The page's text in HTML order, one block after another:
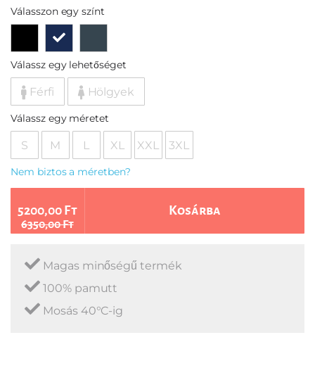
Válasszon egy színt
Válassz egy lehetőséget
Férfi Hölgyek
Válassz egy méretet
S M L XL XXL 3XL
Nem biztos a méretben?
5200,00 Ft
6350,00 Ft
Kosárba
Magas minőségű termék
100% pamutt
Mosás 40°C-ig